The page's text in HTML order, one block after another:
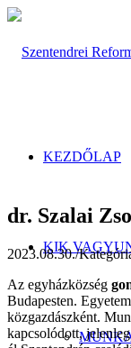
KEZDŐLAP
KIK
dr. Szalai
2023.08.30./
Az egyházközség
Budapesten.
közgazdászként.
kapcsolódott,